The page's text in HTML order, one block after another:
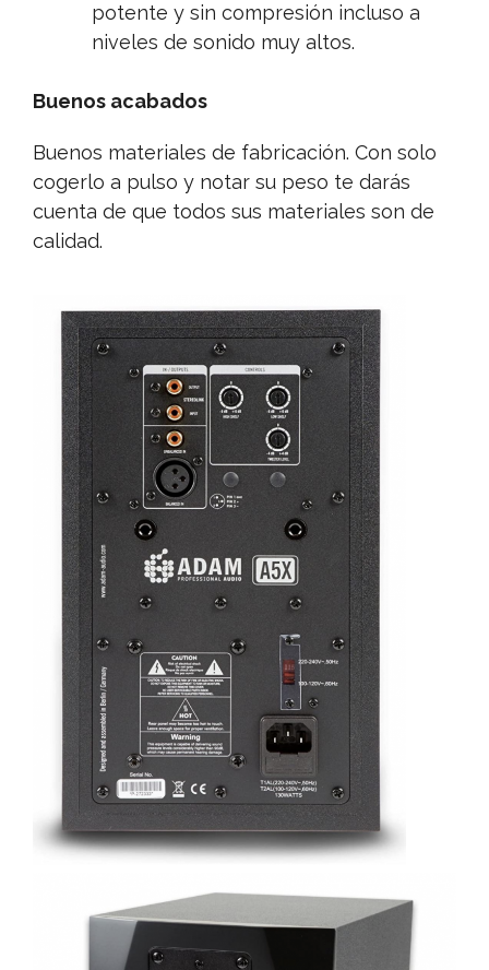
potente y sin compresión incluso a
niveles de sonido muy altos.
Buenos acabados
Buenos materiales de fabricación. Con solo
cogerlo a pulso y notar su peso te darás
cuenta de que todos sus materiales son de
calidad.